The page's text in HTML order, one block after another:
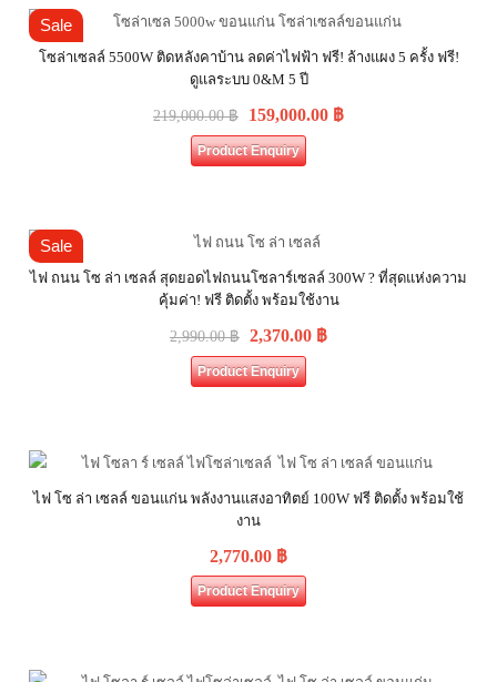
Sale
โซล่าเซลล์ 5500W ติดหลังคาบ้าน ลดค่าไฟฟ้า ฟรี! ล้างแผง 5 ครั้ง ฟรี!
ดูแลระบบ 0&M 5 ปี
219,000.00฿ 159,000.00 ฿
Product Enquiry
Sale
ไฟ ถนน โซ ล่า เซลล์ สุดยอดไฟถนนโซลาร์เซลล์ 300W ? ที่สุดแห่งความ
คุ้มค่า! ฟรี ติดตั้ง พร้อมใช้งาน
2,990.00฿ 2,370.00 ฿
Product Enquiry
ไฟ โซ ล่า เซลล์ ขอนแก่น พลังงานแสงอาทิตย์ 100W ฟรี ติดตั้ง พร้อมใช้
งาน
2,770.00 ฿
Product Enquiry